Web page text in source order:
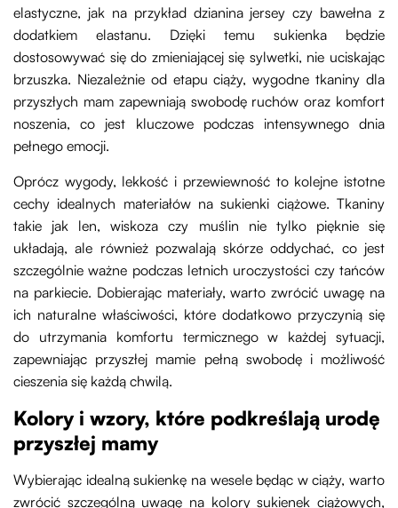
elastyczne, jak na przykład dzianina jersey czy bawełna z
dodatkiem elastanu. Dzięki temu sukienka będzie
dostosowywać się do zmieniającej się sylwetki, nie uciskając
brzuszka. Niezależnie od etapu ciąży, wygodne tkaniny dla
przyszłych mam zapewniają swobodę ruchów oraz komfort
noszenia, co jest kluczowe podczas intensywnego dnia
pełnego emocji.
Oprócz wygody, lekkość i przewiewność to kolejne istotne
cechy idealnych materiałów na sukienki ciążowe. Tkaniny
takie jak len, wiskoza czy muślin nie tylko pięknie się
układają, ale również pozwalają skórze oddychać, co jest
szczególnie ważne podczas letnich uroczystości czy tańców
na parkiecie. Dobierając materiały, warto zwrócić uwagę na
ich naturalne właściwości, które dodatkowo przyczynią się
do utrzymania komfortu termicznego w każdej sytuacji,
zapewniając przyszłej mamie pełną swobodę i możliwość
cieszenia się każdą chwilą.
Kolory i wzory, które podkreślają urodę
przyszłej mamy
Wybierając idealną sukienkę na wesele będąc w ciąży, warto
zwrócić szczególną uwagę na kolory sukienek ciążowych,